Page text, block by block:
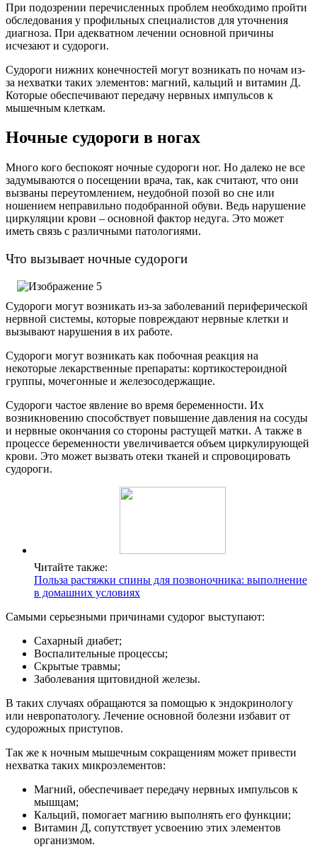
При подозрении перечисленных проблем необходимо пройти
обследования у профильных специалистов для уточнения
диагноза. При адекватном лечении основной причины
исчезают и судороги.
Судороги нижних конечностей могут возникать по ночам из-
за нехватки таких элементов: магний, кальций и витамин Д.
Которые обеспечивают передачу нервных импульсов к
мышечным клеткам.
Ночные судороги в ногах
Много кого беспокоят ночные судороги ног. Но далеко не все
задумываются о посещении врача, так, как считают, что они
вызваны переутомлением, неудобной позой во сне или
ношением неправильно подобранной обуви. Ведь нарушение
циркуляции крови – основной фактор недуга. Это может
иметь связь с различными патологиями.
Что вызывает ночные судороги
Судороги могут возникать из-за заболеваний периферической
нервной системы, которые повреждают нервные клетки и
вызывают нарушения в их работе.
Судороги могут возникать как побочная реакция на
некоторые лекарственные препараты: кортикостероидной
группы, мочегонные и железосодержащие.
Судороги частое явление во время беременности. Их
возникновению способствует повышение давления на сосуды
и нервные окончания со стороны растущей матки. А также в
процессе беременности увеличивается объем циркулирующей
крови. Это может вызвать отеки тканей и спровоцировать
судороги.
Читайте также:
Польза растяжки спины для позвоночника: выполнение
в домашних условиях
Самыми серьезными причинами судорог выступают:
Сахарный диабет;
Воспалительные процессы;
Скрытые травмы;
Заболевания щитовидной железы.
В таких случаях обращаются за помощью к эндокринологу
или невропатологу. Лечение основной болезни избавит от
судорожных приступов.
Так же к ночным мышечным сокращениям может привести
нехватка таких микроэлементов:
Магний, обеспечивает передачу нервных импульсов к
мышцам;
Кальций, помогает магнию выполнять его функции;
Витамин Д, сопутствует усвоению этих элементов
организмом.